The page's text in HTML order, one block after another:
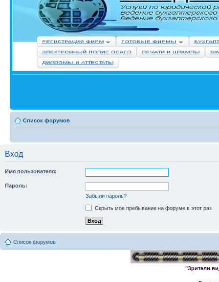
Список форумов
Вход
Имя пользователя:
Пароль:
Забыли пароль?
Скрыть мое пребывание на форуме в этот раз
Список форумов
"Зрители